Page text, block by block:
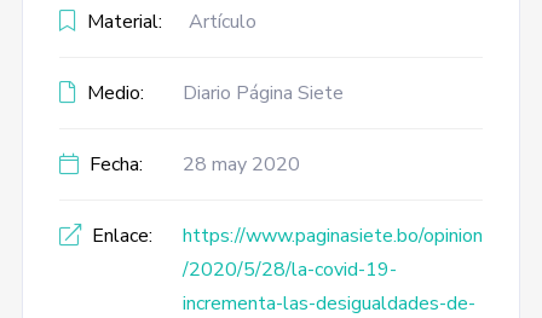
Material: Artículo
Medio: Diario Página Siete
Fecha: 28 may 2020
Enlace:
https://www.paginasiete.bo/opinion
/2020/5/28/la-covid-19-
incrementa-las-desigualdades-de-